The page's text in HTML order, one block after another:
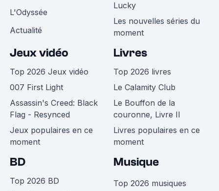
L'Odyssée
Actualité
Lucky
Les nouvelles séries du
moment
Jeux vidéo
Top 2026 Jeux vidéo
007 First Light
Assassin's Creed: Black
Flag - Resynced
Jeux populaires en ce
moment
Livres
Top 2026 livres
Le Calamity Club
Le Bouffon de la
couronne, Livre II
Livres populaires en ce
moment
BD
Top 2026 BD
Musique
Top 2026 musiques